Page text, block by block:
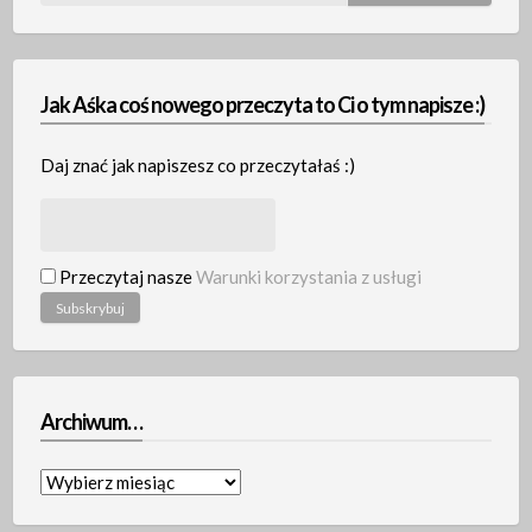
Jak Aśka coś nowego przeczyta to Ci o tym napisze :)
Daj znać jak napiszesz co przeczytałaś :)
Przeczytaj naszeWarunki korzystania z usługi
Archiwum…
Archiwum…